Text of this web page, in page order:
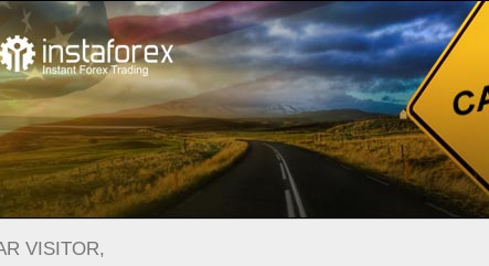
เปิดบัญชีเทรดทันที แพลตฟอร์มการเทรด
สำหรับผู้เริ่มต้นใหม่ สำหรับนักลงทุน สำหรับหุ้นส่วน
VISITOR,